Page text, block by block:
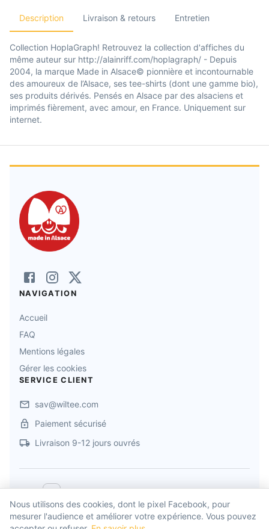
Description Livraison & retours Entretien
Collection HoplaGraph! Retrouvez la collection d'affiches du
même auteur sur http://alainriff.com/hoplagraph/ - Depuis
2004, la marque Made in Alsace© pionnière et incontournable
des amoureux de l’Alsace, ses tee-shirts (dont une gamme bio),
ses produits dérivés. Pensés en Alsace par des alsaciens et
imprimés fièrement, avec amour, en France. Uniquement sur
internet.
NAVIGATION
Accueil
FAQ
Mentions légales
Gérer les cookies
SERVICE CLIENT
sav@wiltee.com
Paiement sécurisé
Livraison 9-12 jours ouvrés
Propulsé par Wiltee
Nous utilisons des cookies, dont le pixel Facebook, pour
mesurer l'audience et améliorer votre expérience. Vous pouvez